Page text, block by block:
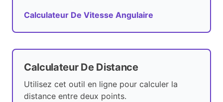
Calculateur De Vitesse Angulaire
Calculateur De Distance
Utilisez cet outil en ligne pour calculer la
distance entre deux points.